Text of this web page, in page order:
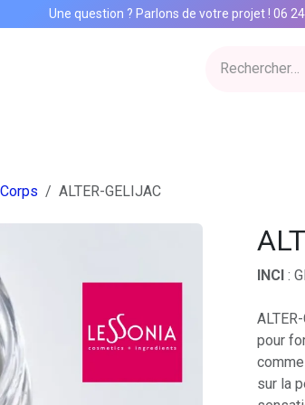
Une question ? Parlons de votre projet! 06
ALTER-GELIJAC
INCI :
pour
sur la